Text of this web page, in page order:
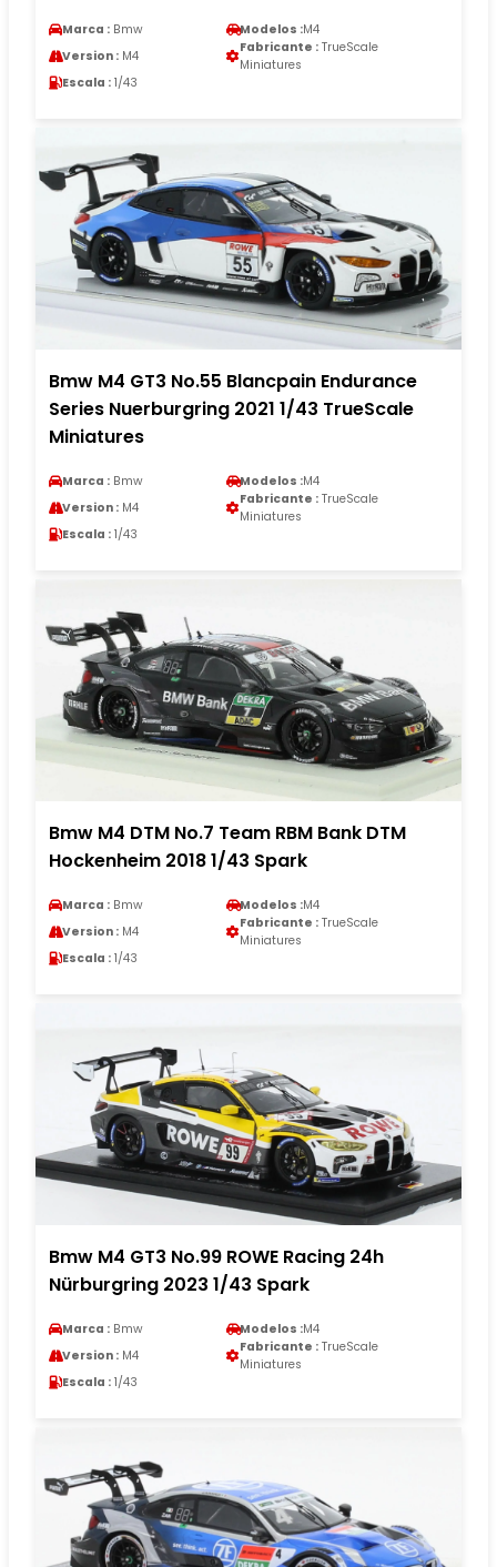
Marca : Bmw Modelos :M4
Version : M4
Fabricante : TrueScale
Miniatures
Escala : 1/43
Bmw M4 GT3 No.55 Blancpain Endurance
Series Nuerburgring 2021 1/43 TrueScale
Miniatures
Marca : Bmw Modelos :M4
Version : M4
Fabricante : TrueScale
Miniatures
Escala : 1/43
Bmw M4 DTM No.7 Team RBM Bank DTM
Hockenheim 2018 1/43 Spark
Marca : Bmw Modelos :M4
Version : M4
Fabricante : TrueScale
Miniatures
Escala : 1/43
Bmw M4 GT3 No.99 ROWE Racing 24h
Nürburgring 2023 1/43 Spark
Marca : Bmw Modelos :M4
Version : M4
Fabricante : TrueScale
Miniatures
Escala : 1/43